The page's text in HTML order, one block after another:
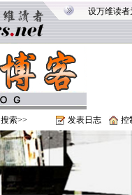
设万维读者
搜索>> 发表日志 控